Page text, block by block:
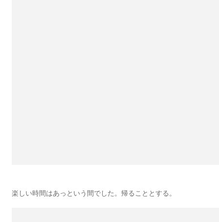
楽しい時間はあっという間でした。帰ることとする。